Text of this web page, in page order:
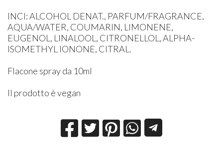
INCI: ​​​​​​ALCOHOL DENAT., PARFUM/FRAGRANCE,
AQUA/WATER, COUMARIN, LIMONENE,
EUGENOL, LINALOOL, CITRONELLOL, ALPHA-
ISOMETHYL IONONE, CITRAL.
Flacone spray da 10ml
Il prodotto è vegan